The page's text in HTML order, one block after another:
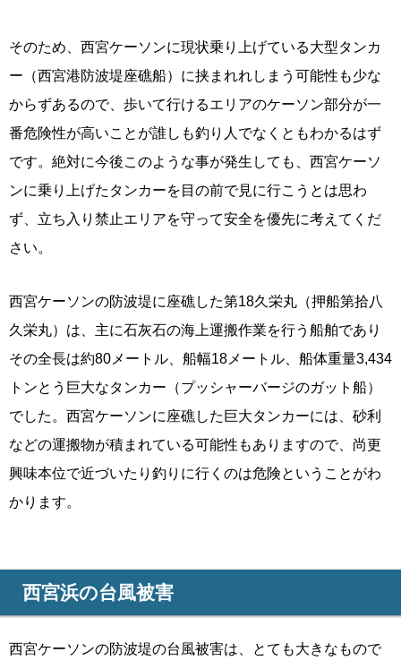
そのため、西宮ケーソンに現状乗り上げている大型タンカ
ー（西宮港防波堤座礁船）に挟まれれしまう可能性も少な
からずあるので、歩いて行けるエリアのケーソン部分が一
番危険性が高いことが誰しも釣り人でなくともわかるはず
です。絶対に今後このような事が発生しても、西宮ケーソ
ンに乗り上げたタンカーを目の前で見に行こうとは思わ
ず、立ち入り禁止エリアを守って安全を優先に考えてくだ
さい。
西宮ケーソンの防波堤に座礁した第18久栄丸（押船第拾八
久栄丸）は、主に石灰石の海上運搬作業を行う船舶であり
その全長は約80メートル、船幅18メートル、船体重量3,434
トンとう巨大なタンカー（プッシャーバージのガット船）
でした。西宮ケーソンに座礁した巨大タンカーには、砂利
などの運搬物が積まれている可能性もありますので、尚更
興味本位で近づいたり釣りに行くのは危険ということがわ
かります。
西宮浜の台風被害
西宮ケーソンの防波堤の台風被害は、とても大きなもので